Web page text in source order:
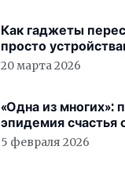
Как гаджеты
просто
вас бесплатно
20 марта 2026
«Одна из многих»:
эпидемия счастья
света
5 февраля 2026